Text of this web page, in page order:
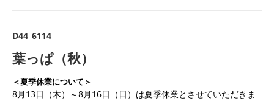
D44_6114
葉っぱ（秋）
＜夏季休業について＞
8月13日（木）～8月16日（日）は夏季休業とさせていただきま